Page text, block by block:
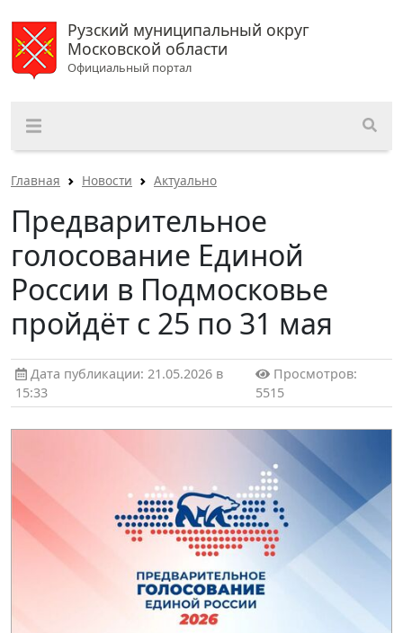
Рузский муниципальный округ
Московской области
Официальный портал
Главная Новости Актуально
Предварительное
голосование Единой
России в Подмосковье
пройдёт с 25 по 31 мая
Дата публикации: 21.05.2026 в
15:33
Просмотров:
5515